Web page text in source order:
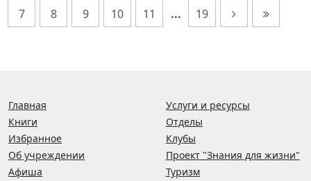
7 8 9 10 11 ... 19
Главная
Книги
Избранное
Об учреждении
Афиша
Услуги и ресурсы
Отделы
Клубы
Проект "Знания для жизни"
Туризм